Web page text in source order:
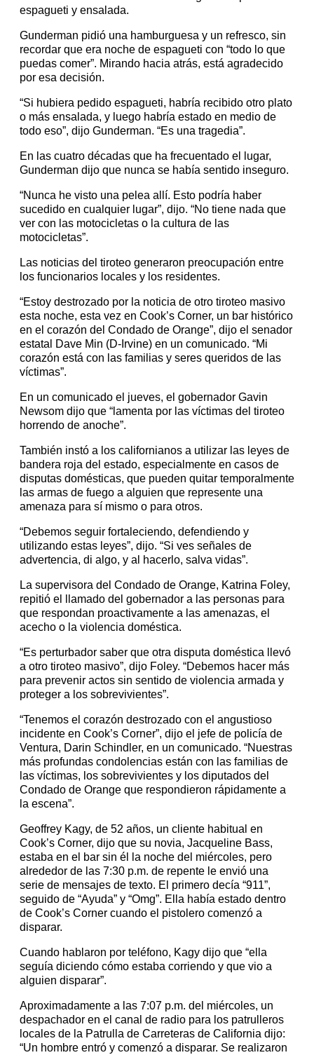
espagueti y ensalada.
Gunderman pidió una hamburguesa y un refresco, sin
recordar que era noche de espagueti con “todo lo que
puedas comer”. Mirando hacia atrás, está agradecido
por esa decisión.
“Si hubiera pedido espagueti, habría recibido otro plato
o más ensalada, y luego habría estado en medio de
todo eso”, dijo Gunderman. “Es una tragedia”.
En las cuatro décadas que ha frecuentado el lugar,
Gunderman dijo que nunca se había sentido inseguro.
“Nunca he visto una pelea allí. Esto podría haber
sucedido en cualquier lugar”, dijo. “No tiene nada que
ver con las motocicletas o la cultura de las
motocicletas”.
Las noticias del tiroteo generaron preocupación entre
los funcionarios locales y los residentes.
“Estoy destrozado por la noticia de otro tiroteo masivo
esta noche, esta vez en Cook’s Corner, un bar histórico
en el corazón del Condado de Orange”, dijo el senador
estatal Dave Min (D-Irvine) en un comunicado. “Mi
corazón está con las familias y seres queridos de las
víctimas”.
En un comunicado el jueves, el gobernador Gavin
Newsom dijo que “lamenta por las víctimas del tiroteo
horrendo de anoche”.
También instó a los californianos a utilizar las leyes de
bandera roja del estado, especialmente en casos de
disputas domésticas, que pueden quitar temporalmente
las armas de fuego a alguien que represente una
amenaza para sí mismo o para otros.
“Debemos seguir fortaleciendo, defendiendo y
utilizando estas leyes”, dijo. “Si ves señales de
advertencia, di algo, y al hacerlo, salva vidas”.
La supervisora del Condado de Orange, Katrina Foley,
repitió el llamado del gobernador a las personas para
que respondan proactivamente a las amenazas, el
acecho o la violencia doméstica.
“Es perturbador saber que otra disputa doméstica llevó
a otro tiroteo masivo”, dijo Foley. “Debemos hacer más
para prevenir actos sin sentido de violencia armada y
proteger a los sobrevivientes”.
“Tenemos el corazón destrozado con el angustioso
incidente en Cook’s Corner”, dijo el jefe de policía de
Ventura, Darin Schindler, en un comunicado. “Nuestras
más profundas condolencias están con las familias de
las víctimas, los sobrevivientes y los diputados del
Condado de Orange que respondieron rápidamente a
la escena”.
Geoffrey Kagy, de 52 años, un cliente habitual en
Cook’s Corner, dijo que su novia, Jacqueline Bass,
estaba en el bar sin él la noche del miércoles, pero
alrededor de las 7:30 p.m. de repente le envió una
serie de mensajes de texto. El primero decía “911”,
seguido de “Ayuda” y “Omg”. Ella había estado dentro
de Cook’s Corner cuando el pistolero comenzó a
disparar.
Cuando hablaron por teléfono, Kagy dijo que “ella
seguía diciendo cómo estaba corriendo y que vio a
alguien disparar”.
Aproximadamente a las 7:07 p.m. del miércoles, un
despachador en el canal de radio para los patrulleros
locales de la Patrulla de Carreteras de California dijo:
“Un hombre entró y comenzó a disparar. Se realizaron